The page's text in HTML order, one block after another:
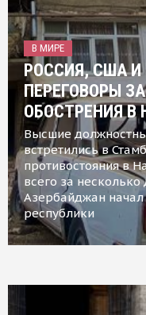
В МИРЕ
РОССИЯ, США И
ПЕРЕГОВОРЫ
ОБОСТРЕНИЯ В
Высшие
встретились в
противостояния в
всего за
Азербайджан
республики